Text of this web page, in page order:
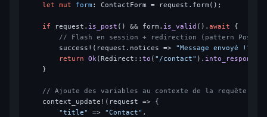
let
mut form : ContactForm = request.form();
if request. is_post () && form. is_valid ().await {
// Flash en session + redirection (pattern Post/
        success!(request.notices =>
"Message envoyé !"
return
Ok(Redirect::to ( "/contact" ). into_response
    }
// Ajoute des variables au contexte de la requête
    context_update!(request => {
"title"
=> "Contact" ,